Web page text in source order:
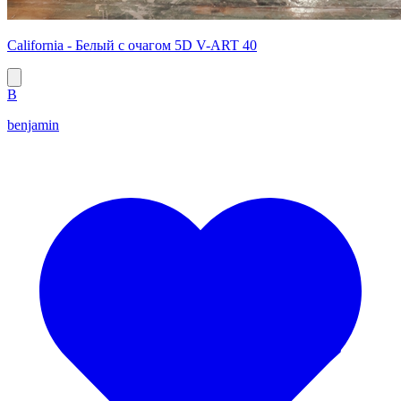
California - Белый с очагом 5D V-ART 40
B
benjamin